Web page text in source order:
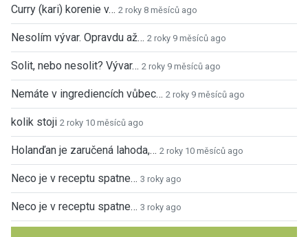
Curry (kari) korenie v… 2 roky 8 měsíců ago
Nesolím vývar. Opravdu až… 2 roky 9 měsíců ago
Solit, nebo nesolit? Vývar… 2 roky 9 měsíců ago
Nemáte v ingrediencích vůbec… 2 roky 9 měsíců ago
kolik stoji 2 roky 10 měsíců ago
Holanďan je zaručená lahoda,… 2 roky 10 měsíců ago
Neco je v receptu spatne… 3 roky ago
Neco je v receptu spatne… 3 roky ago